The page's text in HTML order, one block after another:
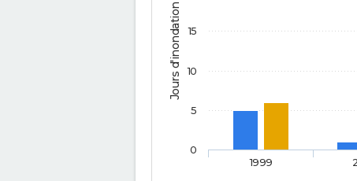
Jours d'inondation
1999
0
5
10
15